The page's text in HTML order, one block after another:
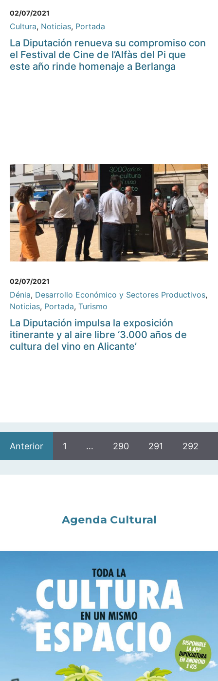
02/07/2021
Cultura, Noticias, Portada
La Diputación renueva su compromiso con
el Festival de Cine de l’Alfàs del Pi que
este año rinde homenaje a Berlanga
02/07/2021
Dénia, Desarrollo Económico y Sectores Productivos,
Noticias, Portada, Turismo
La Diputación impulsa la exposición
itinerante y al aire libre ‘3.000 años de
cultura del vino en Alicante’
Anterior 1 … 290 291 292
Agenda Cultural